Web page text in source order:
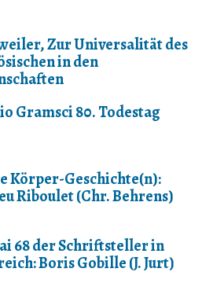
Zur Universalität des
in den
Gramsci 80. Todestag
Körper-Geschichte(n):
Riboulet (Chr. Behrens)
68 der Schriftsteller in
Boris Gobille (J. Jurt)